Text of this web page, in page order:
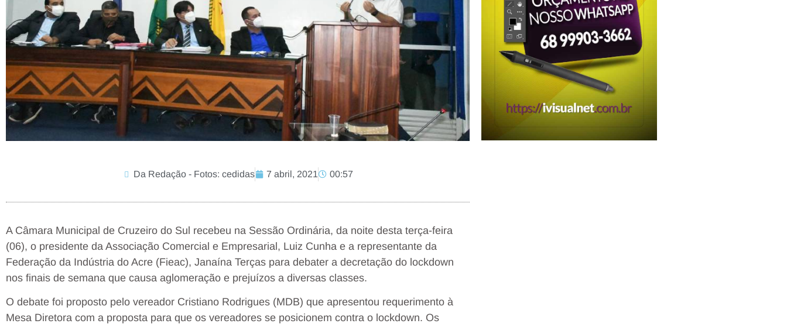
Da Redação - Fotos: cedidas 7 abril, 2021 00:57
A Câmara Municipal de Cruzeiro do Sul recebeu na Sessão Ordinária, da noite desta terça-feira
(06), o presidente da Associação Comercial e Empresarial, Luiz Cunha e a representante da
Federação da Indústria do Acre (Fieac), Janaína Terças para debater a decretação do lockdown
nos finais de semana que causa aglomeração e prejuízos a diversas classes.
O debate foi proposto pelo vereador Cristiano Rodrigues (MDB) que apresentou requerimento à
Mesa Diretora com a proposta para que os vereadores se posicionem contra o lockdown. Os